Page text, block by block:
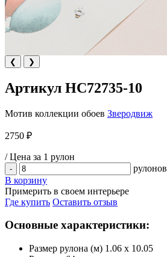
❮ ❯
Артикул HC72735-10
Мотив коллекции обоев Зверодвиж
2750 ₽
/ Цена за 1 рулон
- рулонов
В корзину
Примерить в своем интерьере
Где купить Оставить отзыв
Основные характеристики:
Размер рулона (м) 1.06 x 10.05